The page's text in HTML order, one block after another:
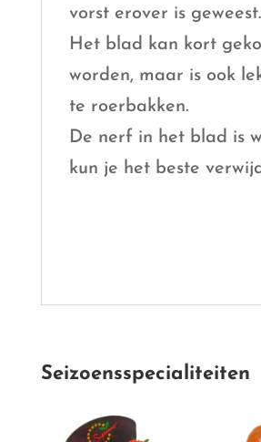
vorst erover is geweest.
Het blad kan kort
worden, maar is ook
te roerbakken.
De nerf in het blad is
kun je het beste
Seizoensspecialiteiten